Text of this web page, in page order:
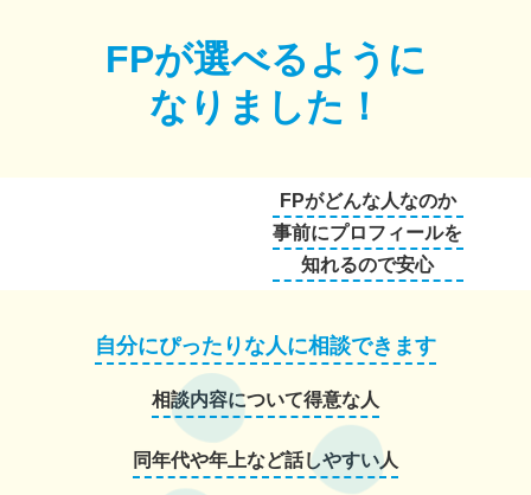
FPが選べるように
なりました！
FPがどんな人なのか
事前にプロフィールを
知れるので安心
自分にぴったりな人に相談できます
相談内容について得意な人
同年代や年上など話しやすい人